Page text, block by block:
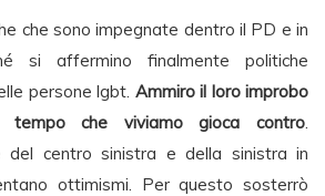
che sono impegnate dentro il PD e in
si affermino finalmente politiche
persone lgbt. Ammiro il loro improbo
tempo che viviamo gioca contro.
del centro sinistra e della sinistra in
ottimismi. Per questo sosterrò